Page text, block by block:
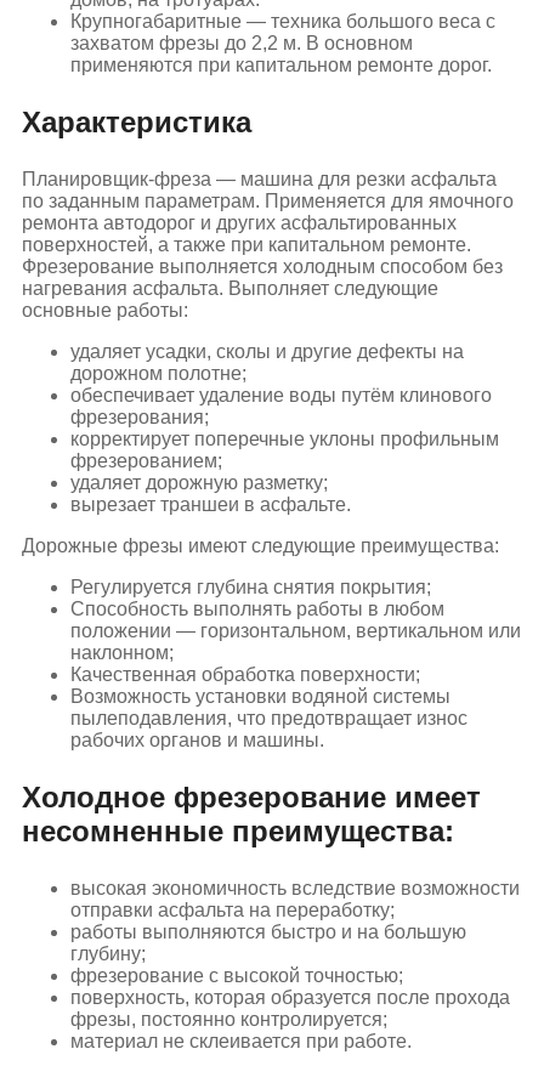
Крупногабаритные — техника большого веса с
захватом фрезы до 2,2 м. В основном
применяются при капитальном ремонте дорог.
Характеристика
Планировщик-фреза — машина для резки асфальта
по заданным параметрам. Применяется для ямочного
ремонта автодорог и других асфальтированных
поверхностей, а также при капитальном ремонте.
Фрезерование выполняется холодным способом без
нагревания асфальта. Выполняет следующие
основные работы:
удаляет усадки, сколы и другие дефекты на
дорожном полотне;
обеспечивает удаление воды путём клинового
фрезерования;
корректирует поперечные уклоны профильным
фрезерованием;
удаляет дорожную разметку;
вырезает траншеи в асфальте.
Дорожные фрезы имеют следующие преимущества:
Регулируется глубина снятия покрытия;
Способность выполнять работы в любом
положении — горизонтальном, вертикальном или
наклонном;
Качественная обработка поверхности;
Возможность установки водяной системы
пылеподавления, что предотвращает износ
рабочих органов и машины.
Холодное фрезерование имеет
несомненные преимущества:
высокая экономичность вследствие возможности
отправки асфальта на переработку;
работы выполняются быстро и на большую
глубину;
фрезерование с высокой точностью;
поверхность, которая образуется после прохода
фрезы, постоянно контролируется;
материал не склеивается при работе.